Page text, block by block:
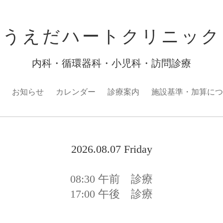
うえだハートクリニック
内科・循環器科・小児科・訪問診療
お知らせ カレンダー 診療案内 施設基準・加算に
2026.08.07 Friday
08:30 午前 診療
17:00 午後 診療